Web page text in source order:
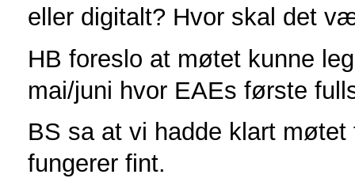
eller digitalt? Hvor skal det
HB foreslo at møtet kunne
mai/juni hvor EAEs første
BS sa at vi hadde klart
fungerer fint.